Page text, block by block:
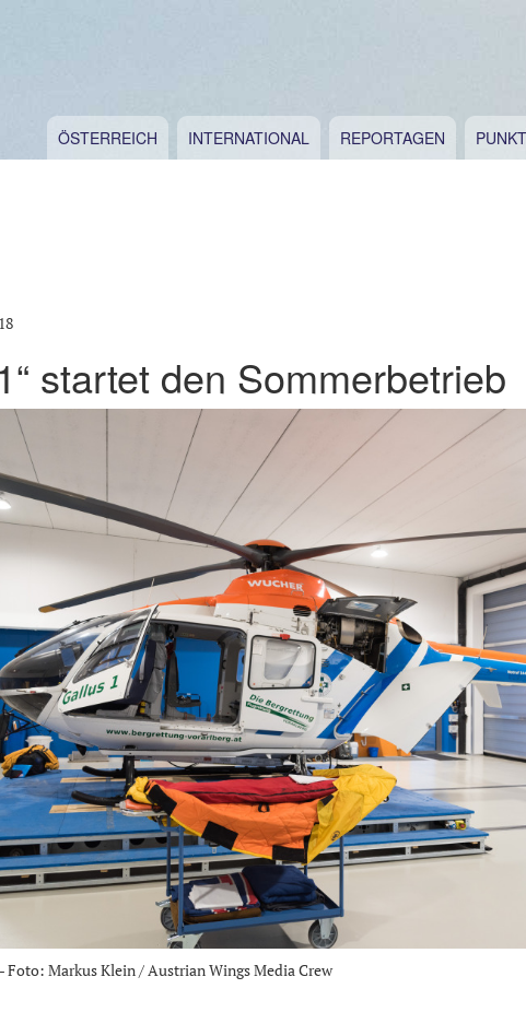
ÖSTERREICH INTERNATIONAL REPORTAGEN
startet den Sommerbetrieb
Foto: Markus Klein / Austrian Wings Media Crew